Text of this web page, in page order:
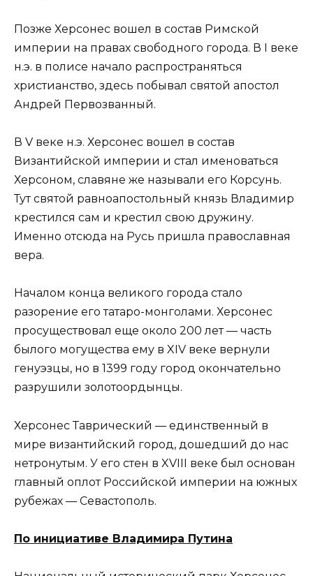
Позже Херсонес вошел в состав Римской
империи на правах свободного города. В I веке
н.э. в полисе начало распространяться
христианство, здесь побывал святой апостол
Андрей Первозванный.
В V веке н.э. Херсонес вошел в состав
Византийской империи и стал именоваться
Херсоном, славяне же называли его Корсунь.
Тут святой равноапостольный князь Владимир
крестился сам и крестил свою дружину.
Именно отсюда на Русь пришла православная
вера.
Началом конца великого города стало
разорение его татаро-монголами. Херсонес
просуществовал еще около 200 лет — часть
былого могущества ему в XIV веке вернули
генуэзцы, но в 1399 году город окончательно
разрушили золотоордынцы.
Херсонес Таврический — единственный в
мире византийский город, дошедший до нас
нетронутым. У его стен в XVIII веке был основан
главный оплот Российской империи на южных
рубежах — Севастополь.
По инициативе Владимира Путина